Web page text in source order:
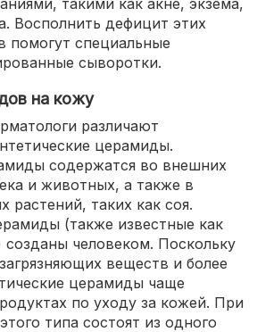
такими как акне, экзема,
Восполнить дефицит этих
помогут специальные
сыворотки.
на кожу
различают
церамиды.
содержатся во внешних
и животных, а также в
растений, таких как соя.
(также известные как
человеком. Поскольку
веществ и более
церамиды чаще
по уходу за кожей. При
типа состоят из одного